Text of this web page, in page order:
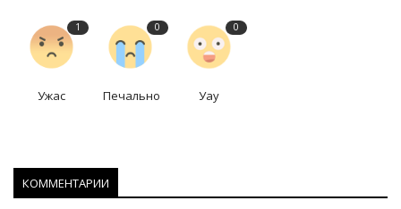
1
Ужас
0
Печально
0
Уау
КОММЕНТАРИИ